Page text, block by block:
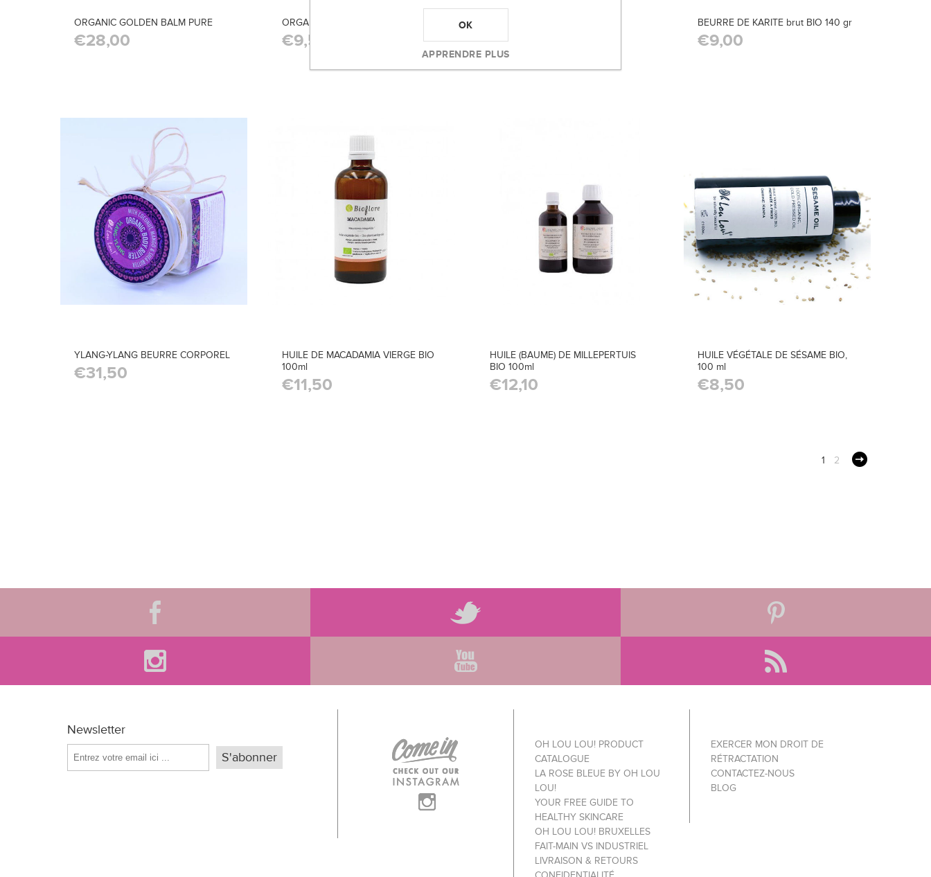
ORGANIC GOLDEN BALM PURE
€28,00
ORGANIC GOLDEN BALM PURE
€9,50 €34,00
BEURRE DE KARITE brut BIO 140 gr
€9,00
YLANG-YLANG BEURRE CORPOREL
€31,50
HUILE DE MACADAMIA VIERGE BIO
100ml
€11,50
HUILE (BAUME) DE MILLEPERTUIS
BIO 100ml
€12,10
HUILE VÉGÉTALE DE SÉSAME BIO,
100 ml
€8,50
1 2
Newsletter
OH LOU LOU! PRODUCT
CATALOGUE
LA ROSE BLEUE BY OH LOU
LOU!
YOUR FREE GUIDE TO
HEALTHY SKINCARE
OH LOU LOU! BRUXELLES
FAIT-MAIN VS INDUSTRIEL
LIVRAISON & RETOURS
EXERCER MON DROIT DE
RÉTRACTATION
CONTACTEZ-NOUS
BLOG
OK
APPRENDRE PLUS